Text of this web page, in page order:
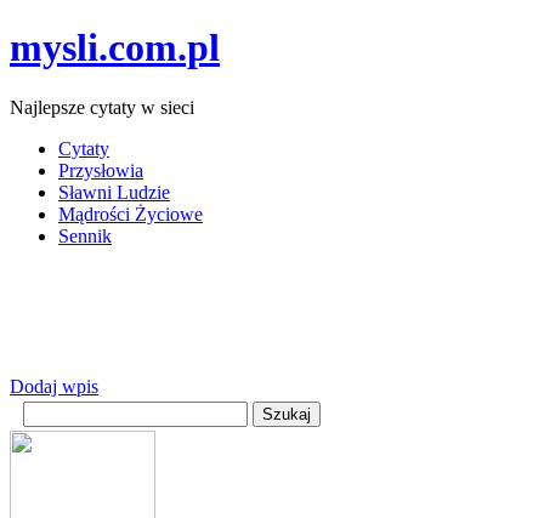
mysli.com.pl
Najlepsze cytaty w sieci
Cytaty
Przysłowia
Sławni Ludzie
Mądrości Życiowe
Sennik
Dodaj wpis